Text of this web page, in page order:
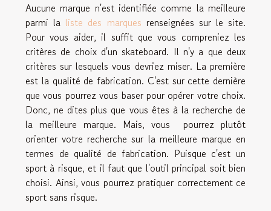
Aucune marque n'est identifiée comme la meilleure
parmi la liste des marques renseignées sur le site.
Pour vous aider, il suffit que vous compreniez les
critères de choix d'un skateboard. Il n'y a que deux
critères sur lesquels vous devriez miser. La première
est la qualité de fabrication. C'est sur cette dernière
que vous pourrez vous baser pour opérer votre choix.
Donc, ne dites plus que vous êtes à la recherche de
la meilleure marque. Mais, vous pourrez plutôt
orienter votre recherche sur la meilleure marque en
termes de qualité de fabrication. Puisque c'est un
sport à risque, et il faut que l'outil principal soit bien
choisi. Ainsi, vous pourrez pratiquer correctement ce
sport sans risque.